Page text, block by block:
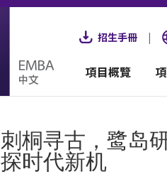
招生手冊 |
項目概覽
刺桐寻古，鹭岛
探时代新机